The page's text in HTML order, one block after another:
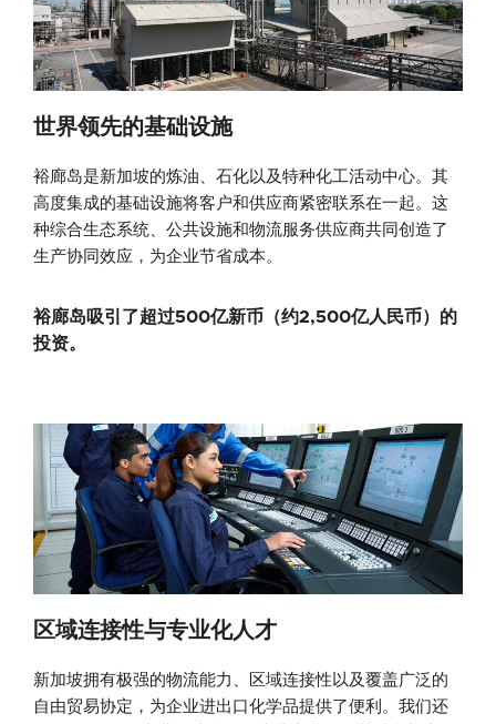
世界领先的基础设施
裕廊岛是新加坡的炼油、石化以及特种化工活动中心。其
高度集成的基础设施将客户和供应商紧密联系在一起。这
种综合生态系统、公共设施和物流服务供应商共同创造了
生产协同效应，为企业节省成本。
裕廊岛吸引了超过500亿新币（约2,500亿人民币）的
投资。
区域连接性与专业化人才
新加坡拥有极强的物流能力、区域连接性以及覆盖广泛的
自由贸易协定，为企业进出口化学品提供了便利。我们还